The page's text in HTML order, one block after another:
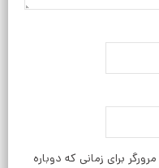
برای زمانی که دوباره